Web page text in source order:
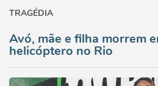
TRAGÉDIA
Avó, mãe e filha morrem
helicóptero no Rio